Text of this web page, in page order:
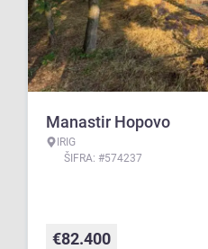
Manastir Hopovo
IRIG
ŠIFRA: #574237
€82.400